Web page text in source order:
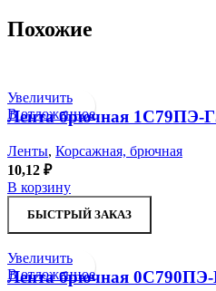
Похожие
Увеличить
В отложенное
Лента брючная 1С79ПЭ-
Ленты, Корсажная, брючная
10,12 ₽
В корзину
БЫСТРЫЙ ЗАКАЗ
Увеличить
В отложенное
Лента брючная